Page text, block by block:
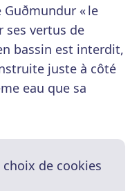
Guðmundur « le
ses vertus de
bassin est interdit,
juste à côté
eau que sa
de cookies